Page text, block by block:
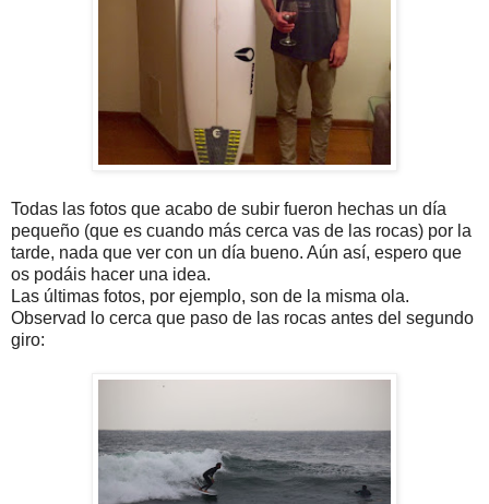
Todas las fotos que acabo de subir fueron hechas un día
pequeño (que es cuando más cerca vas de las rocas) por la
tarde, nada que ver con un día bueno. Aún así, espero que
os podáis hacer una idea.
Las últimas fotos, por ejemplo, son de la misma ola.
Observad lo cerca que paso de las rocas antes del segundo
giro: